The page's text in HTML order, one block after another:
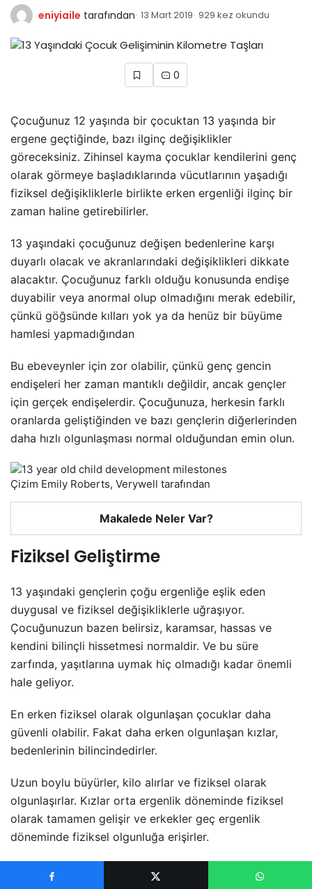
eniyiaile tarafından 13 Mart 2019 929 kez okundu
0
Çocuğunuz 12 yaşında bir çocuktan 13 yaşında bir
ergene geçtiğinde, bazı ilginç değişiklikler
göreceksiniz. Zihinsel kayma çocuklar kendilerini genç
olarak görmeye başladıklarında vücutlarının yaşadığı
fiziksel değişikliklerle birlikte erken ergenliği ilginç bir
zaman haline getirebilirler.
13 yaşındaki çocuğunuz değişen bedenlerine karşı
duyarlı olacak ve akranlarındaki değişiklikleri dikkate
alacaktır. Çocuğunuz farklı olduğu konusunda endişe
duyabilir veya anormal olup olmadığını merak edebilir,
çünkü göğsünde kılları yok ya da henüz bir büyüme
hamlesi yapmadığından
Bu ebeveynler için zor olabilir, çünkü genç gencin
endişeleri her zaman mantıklı değildir, ancak gençler
için gerçek endişelerdir. Çocuğunuza, herkesin farklı
oranlarda geliştiğinden ve bazı gençlerin diğerlerinden
daha hızlı olgunlaşması normal olduğundan emin olun.
Çizim Emily Roberts, Verywell tarafından
Makalede Neler Var?
Fiziksel Geliştirme
13 yaşındaki gençlerin çoğu ergenliğe eşlik eden
duygusal ve fiziksel değişikliklerle uğraşıyor.
Çocuğunuzun bazen belirsiz, karamsar, hassas ve
kendini bilinçli hissetmesi normaldir. Ve bu süre
zarfında, yaşıtlarına uymak hiç olmadığı kadar önemli
hale geliyor.
En erken fiziksel olarak olgunlaşan çocuklar daha
güvenli olabilir. Fakat daha erken olgunlaşan kızlar,
bedenlerinin bilincindedirler.
Uzun boylu büyürler, kilo alırlar ve fiziksel olarak
olgunlaşırlar. Kızlar orta ergenlik döneminde fiziksel
olarak tamamen gelişir ve erkekler geç ergenlik
döneminde fiziksel olgunluğa erişirler.
Hızla değişen fiziksel görünümleri, bilinçli duygulara